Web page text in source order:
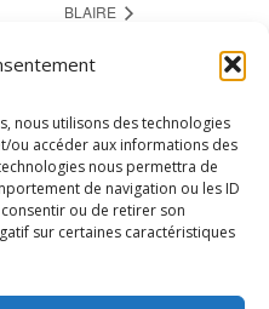
nous utilisons des technologies
ou accéder aux informations des
nous permettra de
de navigation ou les ID
ou de retirer son
sur certaines caractéristiques
BLAIRE
JOUR